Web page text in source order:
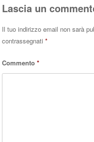
Lascia un
Il tuo indirizzo email non sarà
contrassegnati*
Commento*